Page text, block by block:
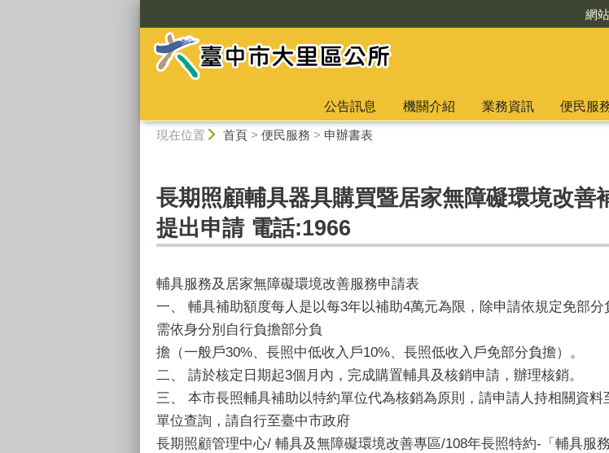
網
公告訊息 機關介紹 業務資訊 便民服
現在位置 首頁> 便民服務 > 申辦書表
長期照顧輔具器具購買暨居家無障礙環境改善
提出申請 電話:1966
輔具服務及居家無障礙環境改善服務申請表
一、 輔具補助額度每人是以每3年以補助4萬元為限，除申請依規定免部
需依身分別自行負擔部分負
擔（一般戶30%、長照中低收入戶10%、長照低收入戶免部分負擔）。
二、 請於核定日期起3個月內，完成購置輔具及核銷申請，辦理核銷。
三、 本市長照輔具補助以特約單位代為核銷為原則，請申請人持相關資
單位查詢，請自行至臺中市政府
長期照顧管理中心/ 輔具及無障礙環境改善專區/108年長照特約-「輔具服